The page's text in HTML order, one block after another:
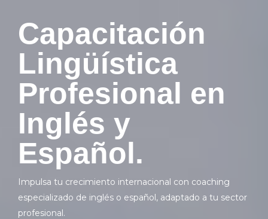
Capacitación
Lingüística
Profesional en
Inglés y
Español.
Impulsa tu crecimiento internacional con coaching
especializado de inglés o español, adaptado a tu sector
profesional.